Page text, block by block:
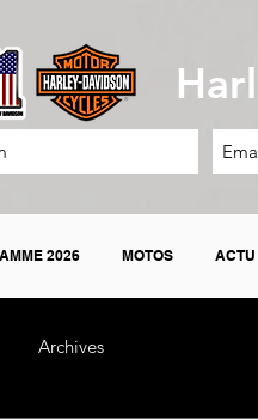
2026 MOTOS ACTU
Archives